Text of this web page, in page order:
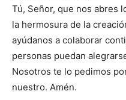
Tú, Señor, que nos abres
la hermosura de la
ayúdanos a colaborar
personas puedan
Nosotros te lo pedimos
nuestro. Amén.